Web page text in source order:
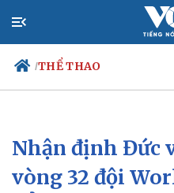
/THỂ THAO
Chính trị
Đảng
Tổ chức nhân sự
Nhận định Đức
vòng 32 đội